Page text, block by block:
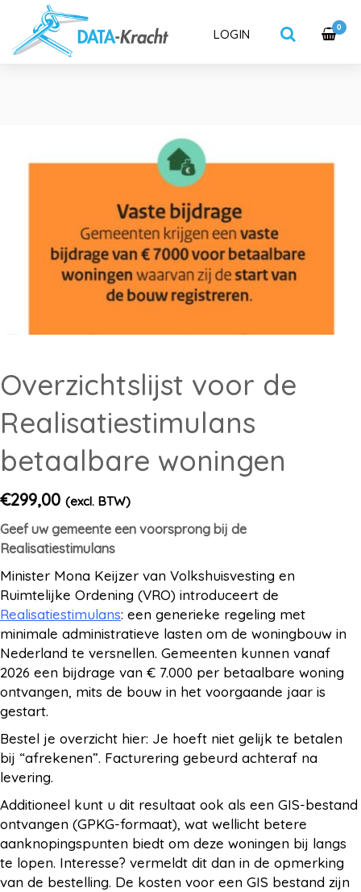
LOGIN 0
Overzichtslijst voor de
Realisatiestimulans
betaalbare woningen
€299,00 (excl. BTW)
Geef uw gemeente een voorsprong bij de
Realisatiestimulans
Minister Mona Keijzer van Volkshuisvesting en
Ruimtelijke Ordening (VRO) introduceert de
Realisatiestimulans: een generieke regeling met
minimale administratieve lasten om de woningbouw in
Nederland te versnellen. Gemeenten kunnen vanaf
2026 een bijdrage van € 7.000 per betaalbare woning
ontvangen, mits de bouw in het voorgaande jaar is
gestart.
Bestel je overzicht hier: Je hoeft niet gelijk te betalen
bij “afrekenen”. Facturering gebeurd achteraf na
levering.
Additioneel kunt u dit resultaat ook als een GIS-bestand
ontvangen (GPKG-formaat), wat wellicht betere
aanknopingspunten biedt om deze woningen bij langs
te lopen. Interesse? vermeldt dit dan in de opmerking
van de bestelling. De kosten voor een GIS bestand zijn